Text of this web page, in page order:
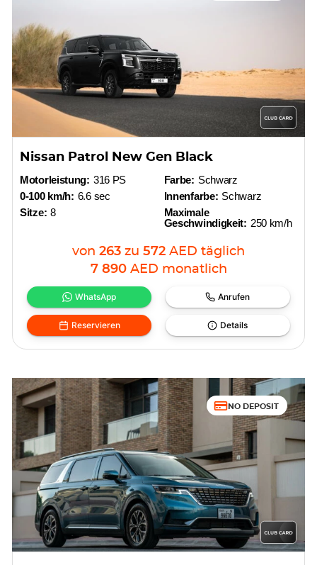
Nissan Patrol New Gen Black
Motorleistung: 316 PS
0-100 km/h: 6.6 sec
Sitze: 8
Farbe: Schwarz
Innenfarbe: Schwarz
Maximale
Geschwindigkeit: 250 km/h
von 263 zu 572 AED täglich
7 890 AED monatlich
WhatsApp Anrufen
Reservieren Details
NO DEPOSIT